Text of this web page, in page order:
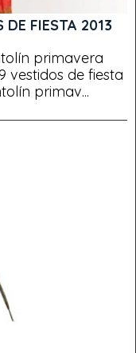
FIESTA 2013
primavera
vestidos de fiesta
primav...